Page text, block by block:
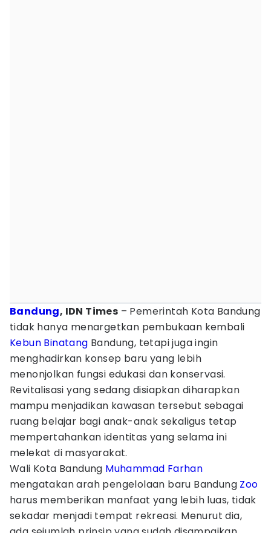
Bandung, IDN Times – Pemerintah Kota Bandung
tidak hanya menargetkan pembukaan kembali
Kebun Binatang Bandung, tetapi juga ingin
menghadirkan konsep baru yang lebih
menonjolkan fungsi edukasi dan konservasi.
Revitalisasi yang sedang disiapkan diharapkan
mampu menjadikan kawasan tersebut sebagai
ruang belajar bagi anak-anak sekaligus tetap
mempertahankan identitas yang selama ini
melekat di masyarakat.
Wali Kota Bandung Muhammad Farhan
mengatakan arah pengelolaan baru Bandung Zoo
harus memberikan manfaat yang lebih luas, tidak
sekadar menjadi tempat rekreasi. Menurut dia,